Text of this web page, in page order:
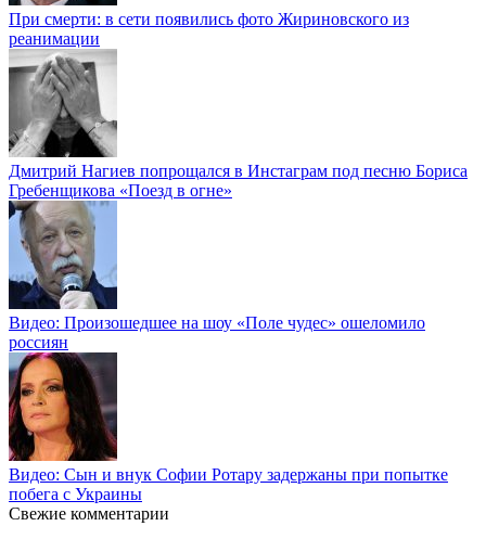
При смерти: в сети появились фото Жириновского из
реанимации
Дмитрий Нагиев попрощался в Инстаграм под песню Бориса
Гребенщикова «Поезд в огне»
Видео: Произошедшее на шоу «Поле чудес» ошеломило
россиян
Видео: Сын и внук Софии Ротару задержаны при попытке
побега с Украины
Свежие комментарии